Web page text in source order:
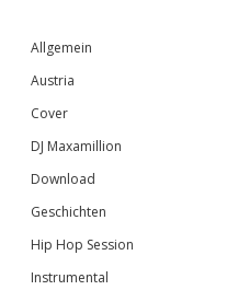
Sidebar
Allgemein
Austria
Cover
DJ Maxamillion
Download
Geschichten
Hip Hop Session
Instrumental